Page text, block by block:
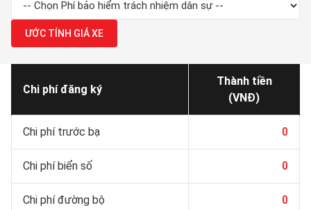
ƯỚC TÍNH GIÁ XE
Chi phí đăng ký
Thành tiền
(VNĐ)
Chi phí trước bạ 0
Chi phí biển số 0
Chi phí đường bộ 0